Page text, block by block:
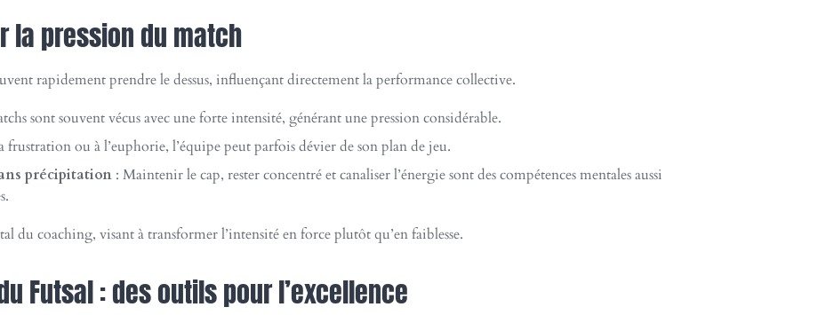
la pression du match
rapidement prendre le dessus, influençant directement la performance collective.
sont souvent vécus avec une forte intensité, générant une pression considérable.
frustration ou à l’euphorie, l’équipe peut parfois dévier de son plan de jeu.
précipitation : Maintenir le cap, rester concentré et canaliser l’énergie sont des compétences mentales aussi
du coaching, visant à transformer l’intensité en force plutôt qu’en faiblesse.
Futsal : des outils pour l’excellence